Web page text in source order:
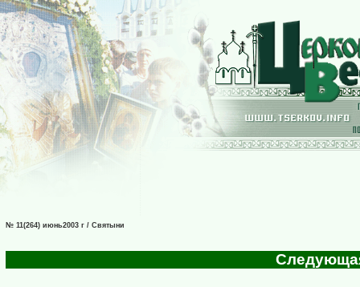
№ 11(264) июнь2003 г / Святыни